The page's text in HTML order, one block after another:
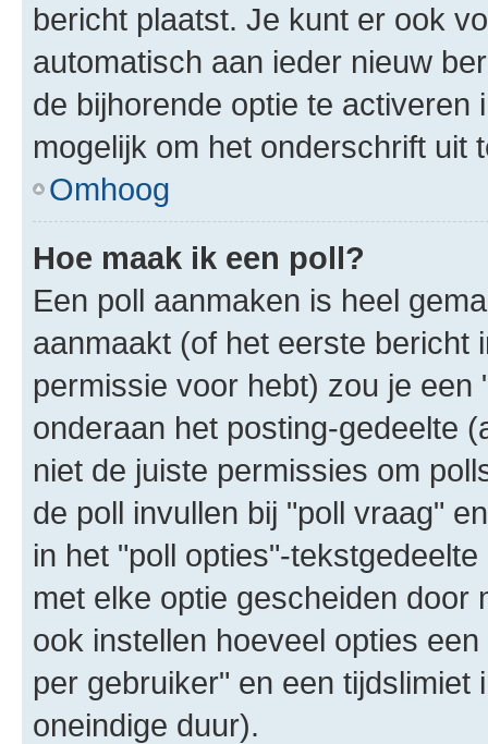
bericht plaatst. Je kunt er ook
automatisch aan ieder nieuw
de bijhorende optie te
mogelijk om het onderschrift uit
Omhoog
Hoe maak ik een poll?
Een poll aanmaken is heel
aanmaakt (of het eerste bericht
permissie voor hebt) zou je
onderaan het posting-gedeelte
niet de juiste permissies om
de poll invullen bij "poll vraag"
in het "poll opties"-
met elke optie gescheiden door
ook instellen hoeveel opties
per gebruiker" en een
oneindige duur).